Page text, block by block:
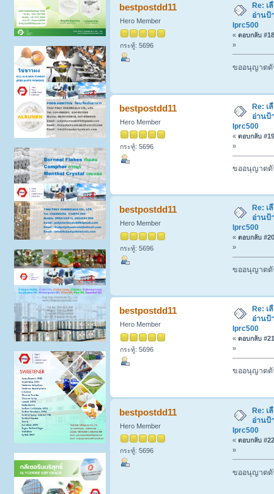
bestpostdd11
Hero Member
กระทู้: 5696
Re:
อ่านป้
lprc500
« ตอบกลับ
»
ขออนุญาตดั
bestpostdd11
Hero Member
กระทู้: 5696
Re:
อ่านป้
lprc500
« ตอบกลับ
»
ขออนุญาตดั
bestpostdd11
Hero Member
กระทู้: 5696
Re:
อ่านป้
lprc500
« ตอบกลับ
»
ขออนุญาตดั
bestpostdd11
Hero Member
กระทู้: 5696
Re:
อ่านป้
lprc500
« ตอบกลับ
»
ขออนุญาตดั
bestpostdd11
Hero Member
กระทู้: 5696
Re: เ
อ่านป้
lprc500
« ตอบกลับ
»
ขออนุญาตดั